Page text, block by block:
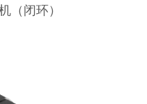
（闭环）